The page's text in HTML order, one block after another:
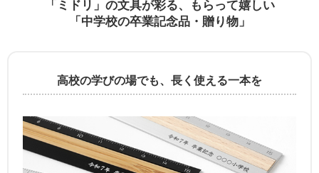
「ミドリ」の文具が彩る、もらって嬉しい
「中学校の卒業記念品・贈り物」
高校の学びの場でも、長く使える一本を